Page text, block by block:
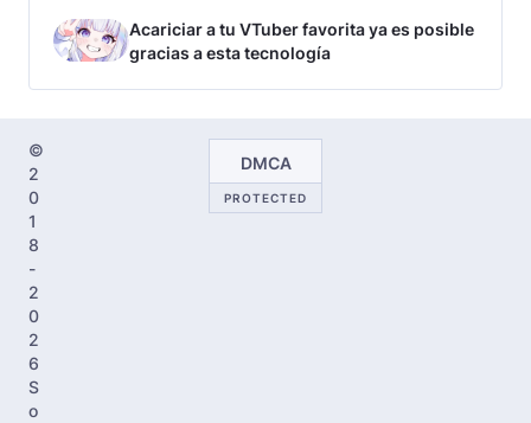
Acariciar a tu VTuber favorita ya es posible
gracias a esta tecnología
©
2
0
1
8
-
2
0
2
6
S
o
DMCA
PROTECTED